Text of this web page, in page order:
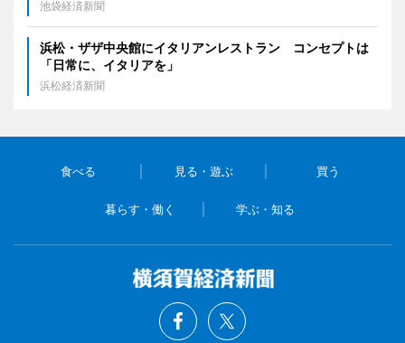
池袋経済新聞
浜松・ザザ中央館にイタリアンレストラン コンセプトは
「日常に、イタリアを」
浜松経済新聞
食べる 見る・遊ぶ 買う
暮らす・働く 学ぶ・知る